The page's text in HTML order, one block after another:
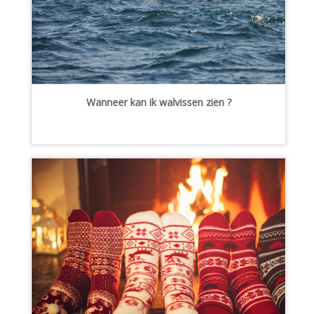
Wanneer kan ik walvissen zien ?